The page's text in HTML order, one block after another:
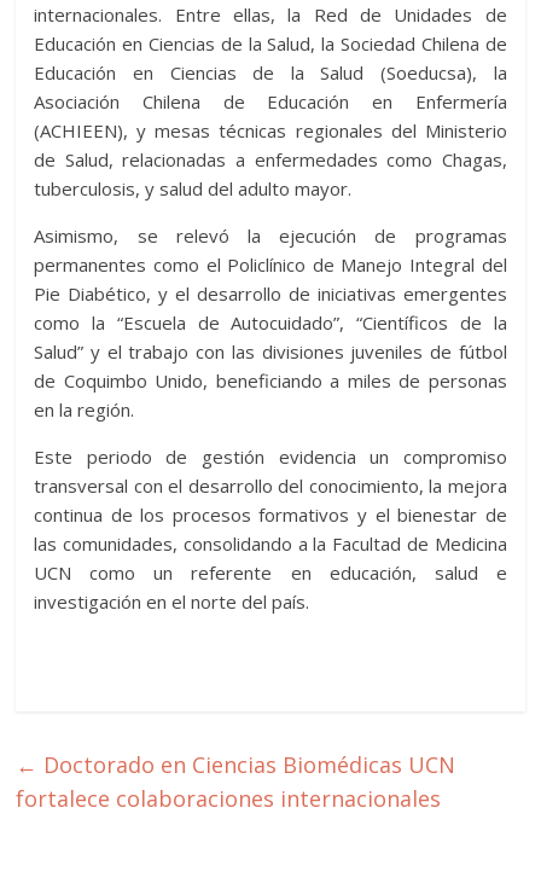
internacionales. Entre ellas, la Red de Unidades de
Educación en Ciencias de la Salud, la Sociedad Chilena de
Educación en Ciencias de la Salud (Soeducsa), la
Asociación Chilena de Educación en Enfermería
(ACHIEEN), y mesas técnicas regionales del Ministerio
de Salud, relacionadas a enfermedades como Chagas,
tuberculosis, y salud del adulto mayor.
Asimismo, se relevó la ejecución de programas
permanentes como el Policlínico de Manejo Integral del
Pie Diabético, y el desarrollo de iniciativas emergentes
como la “Escuela de Autocuidado”, “Científicos de la
Salud” y el trabajo con las divisiones juveniles de fútbol
de Coquimbo Unido, beneficiando a miles de personas
en la región.
Este periodo de gestión evidencia un compromiso
transversal con el desarrollo del conocimiento, la mejora
continua de los procesos formativos y el bienestar de
las comunidades, consolidando a la Facultad de Medicina
UCN como un referente en educación, salud e
investigación en el norte del país.
← Doctorado en Ciencias Biomédicas UCN
fortalece colaboraciones internacionales